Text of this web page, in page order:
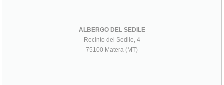
ALBERGO DEL SEDILE
Recinto del Sedile, 4
75100 Matera (MT)